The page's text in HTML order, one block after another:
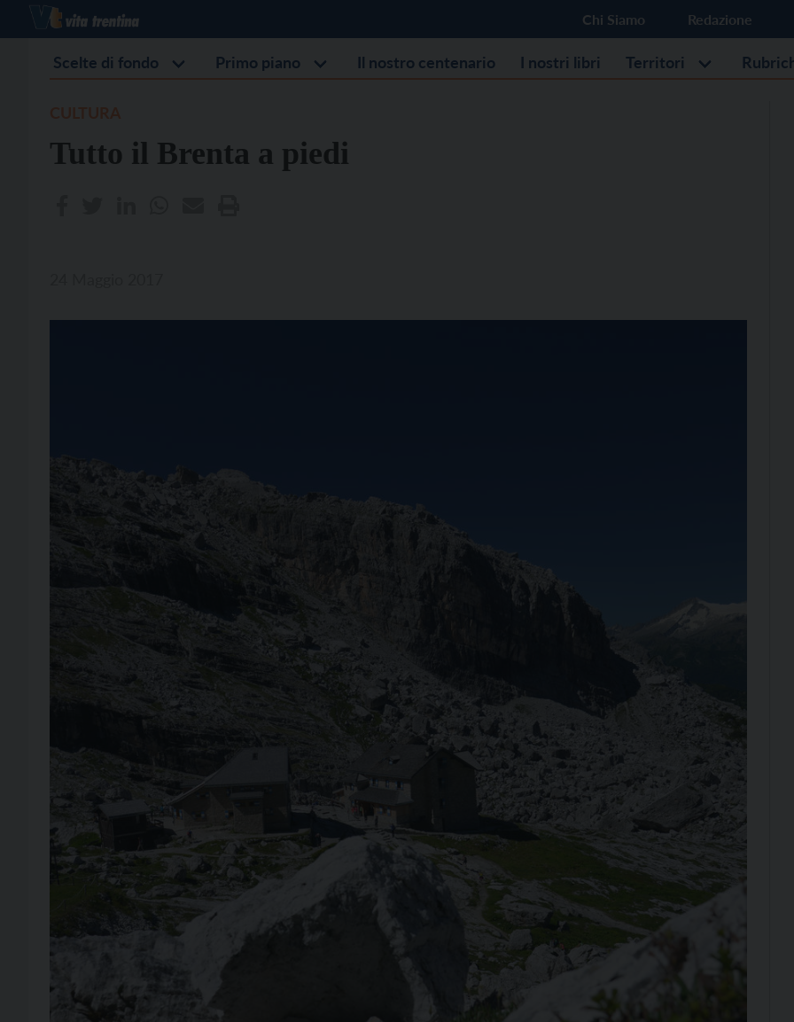
Chi Siamo Redazione
Scelte di fondo Primo piano Il nostro centenario I nostri libri Territori
Tutto il Brenta a piedi